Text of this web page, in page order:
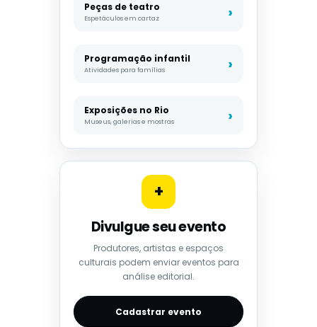
Peças de teatro
Espetáculos em cartaz
Programação infantil
Atividades para famílias
Exposições no Rio
Museus, galerias e mostras
+
Divulgue seu evento
Produtores, artistas e espaços
culturais podem enviar eventos para
análise editorial.
Cadastrar evento